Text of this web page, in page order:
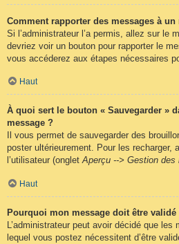
Comment rapporter des messages à un
Si l’administrateur l’a permis, allez sur le
devriez voir un bouton pour rapporter le
vous accéderez aux étapes nécessaires
Haut
À quoi sert le bouton « Sauvegarder »
message ?
Il vous permet de sauvegarder des
poster ultérieurement. Pour les recharger,
l’utilisateur (ongletAperçu --> Gestion des
Haut
Pourquoi mon message doit être validé
L’administrateur peut avoir décidé que les
lequel vous postez nécessitent d’être